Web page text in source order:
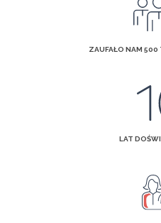
ZAUFAŁO NAM
LAT